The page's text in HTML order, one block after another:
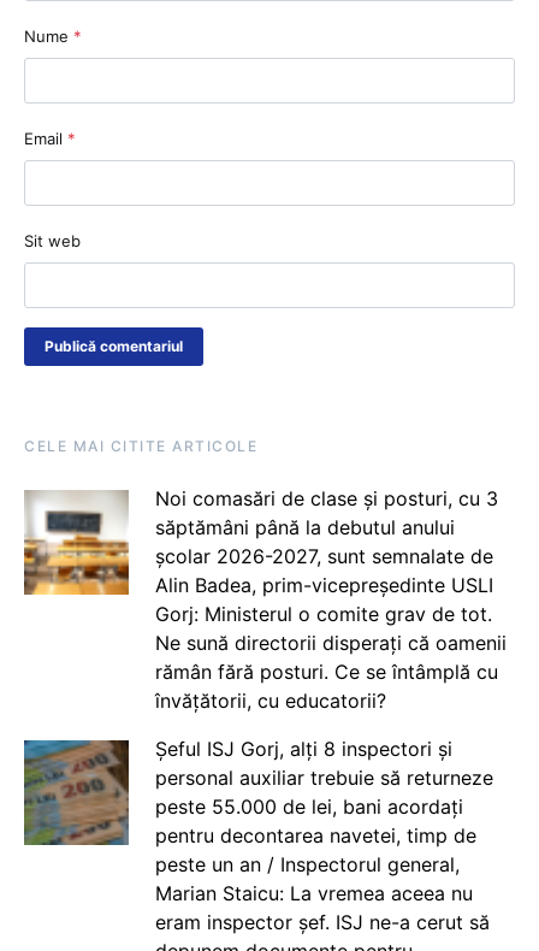
Nume *
Email *
Sit web
CELE MAI CITITE ARTICOLE
Noi comasări de clase și posturi, cu 3
săptămâni până la debutul anului
școlar 2026-2027, sunt semnalate de
Alin Badea, prim-vicepreședinte USLI
Gorj: Ministerul o comite grav de tot.
Ne sună directorii disperați că oamenii
rămân fără posturi. Ce se întâmplă cu
învățătorii, cu educatorii?
Șeful ISJ Gorj, alți 8 inspectori și
personal auxiliar trebuie să returneze
peste 55.000 de lei, bani acordați
pentru decontarea navetei, timp de
peste un an / Inspectorul general,
Marian Staicu: La vremea aceea nu
eram inspector șef. ISJ ne-a cerut să